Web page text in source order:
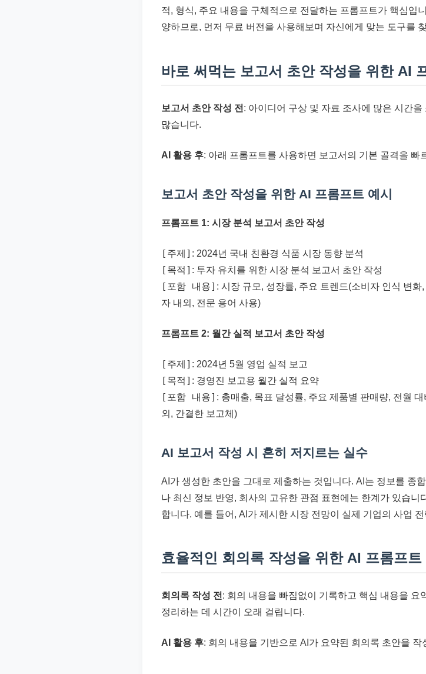
적, 형식, 주요 내용을 구체적으로 전달하는 프롬프트가 핵심입
양하므로, 먼저 무료 버전을 사용해보며 자신에게 맞는 도구를
바로 써먹는 보고서 초안 작성을 위한 AI
보고서 초안 작성 전 : 아이디어 구상 및 자료 조사에 많은 시간
많습니다.
AI 활용 후: 아래 프롬프트를 사용하면 보고서의 기본 골격을 빠
보고서 초안 작성을 위한 AI 프롬프트 예시
프롬프트 1: 시장 분석 보고서 초안 작성
[주제] : 2024년 국내 친환경 식품 시장 동향 분석
[목적] : 투자 유치를 위한 시장 분석 보고서 초안 작성
[포함 내용] : 시장 규모, 성장률, 주요 트렌드(소비자 인식 변
자 내외, 전문 용어 사용)
프롬프트 2: 월간 실적 보고서 초안 작성
[주제] : 2024년 5월 영업 실적 보고
[목적] : 경영진 보고용 월간 실적 요약
[포함 내용] : 총매출, 목표 달성률, 주요 제품별 판매량, 전월
외, 간결한 보고체)
AI 보고서 작성 시 흔히 저지르는 실수
AI가 생성한 초안을 그대로 제출하는 것입니다. AI는 정보를 종
나 최신 정보 반영, 회사의 고유한 관점 표현에는 한계가 있습
합니다. 예를 들어, AI가 제시한 시장 전망이 실제 기업의 사업
효율적인 회의록 작성을 위한 AI 프롬프트
회의록 작성 전 : 회의 내용을 빠짐없이 기록하고 핵심 내용을
정리하는 데 시간이 오래 걸립니다.
AI 활용 후: 회의 내용을 기반으로 AI가 요약된 회의록 초안을